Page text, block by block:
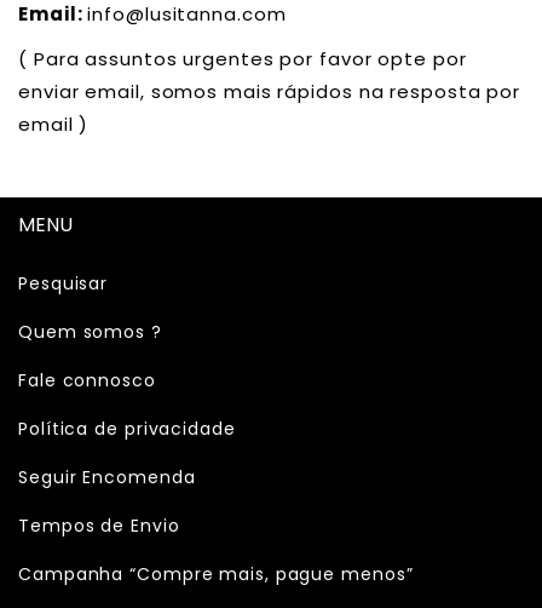
Email:info@lusitanna.com
( Para assuntos urgentes por favor opte por
enviar email, somos mais rápidos na resposta por
email )
MENU
Pesquisar
Quem somos ?
Fale connosco
Política de privacidade
Seguir Encomenda
Tempos de Envio
Campanha “Compre mais, pague menos”